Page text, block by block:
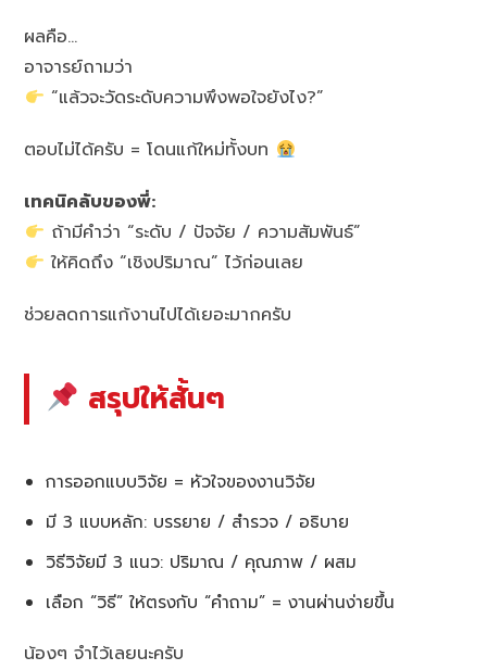
ผลคือ…
อาจารย์ถามว่า
“แล้วจะวัดระดับความพึงพอใจยังไง?”
ตอบไม่ได้ครับ = โดนแก้ใหม่ทั้งบท
เทคนิคลับของพี่:
ถ้ามีคำว่า “ระดับ / ปัจจัย / ความสัมพันธ์”
ให้คิดถึง “เชิงปริมาณ” ไว้ก่อนเลย
ช่วยลดการแก้งานไปได้เยอะมากครับ
สรุปให้สั้นๆ
การออกแบบวิจัย = หัวใจของงานวิจัย
มี 3 แบบหลัก: บรรยาย / สำรวจ / อธิบาย
วิธีวิจัยมี 3 แนว: ปริมาณ / คุณภาพ / ผสม
เลือก “วิธี” ให้ตรงกับ “คำถาม” = งานผ่านง่ายขึ้น
น้องๆ จำไว้เลยนะครับ